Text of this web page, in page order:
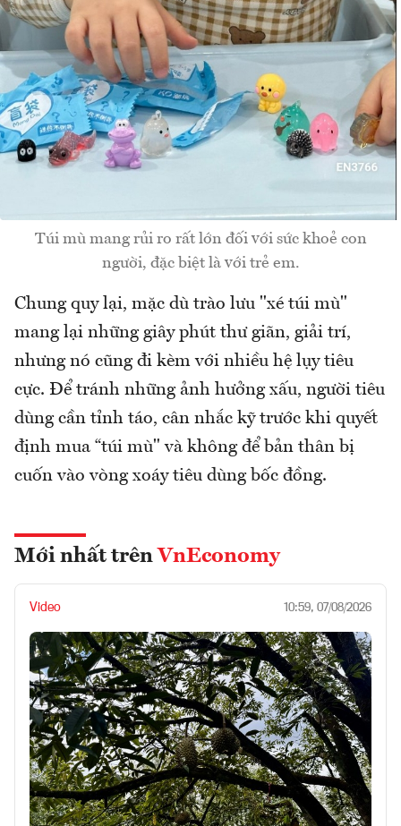
Túi mù mang rủi ro rất lớn đối với sức khoẻ con
người, đặc biệt là với trẻ em.
Chung quy lại, mặc dù trào lưu "xé túi mù"
mang lại những giây phút thư giãn, giải trí,
nhưng nó cũng đi kèm với nhiều hệ lụy tiêu
cực. Để tránh những ảnh hưởng xấu, người tiêu
dùng cần tỉnh táo, cân nhắc kỹ trước khi quyết
định mua “túi mù" và không để bản thân bị
cuốn vào vòng xoáy tiêu dùng bốc đồng.
Mới nhất trên VnEconomy
Video 10:59, 07/08/2026